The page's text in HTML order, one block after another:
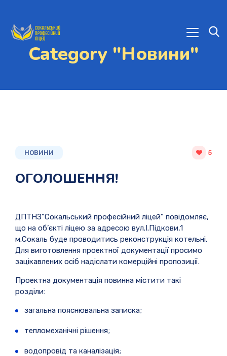
Category "Новини"
НОВИНИ 5
ОГОЛОШЕННЯ!
ДПТНЗ”Сокальський професійний ліцей” повідомляє,
що на об’єкті ліцею за адресою вул.І.Підкови,1
м.Сокаль буде проводитись реконструкція котельні.
Для виготовлення проектної документації просимо
зацікавлених осіб надіслати комерційні пропозиції.
Проектна документація повинна містити такі
розділи:
загальна пояснювальна записка;
тепломеханічні рішення;
водопровід та каналізація;